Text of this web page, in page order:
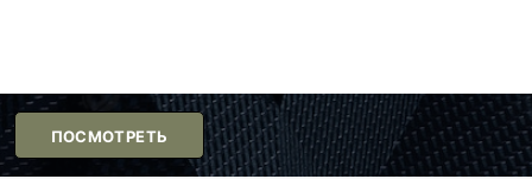
ПОСМОТРЕТЬ